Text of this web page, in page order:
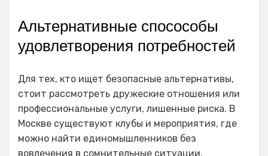
Альтернативные спосособы
удовлетворения потребностей
Для тех, кто ищет безопасные альтернативы,
стоит рассмотреть дружеские отношения или
профессиональные услуги, лишенные риска. В
Москве существуют клубы и мероприятия, где
можно найти единомышленников без
вовлечения в сомнительные ситуации.